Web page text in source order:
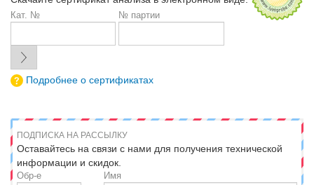
Кат. № № партии
Подробнее о сертификатах
ПОДПИСКА НА РАССЫЛКУ
Оставайтесь на связи с нами для получения технической
информации и скидок.
Обр-е Имя